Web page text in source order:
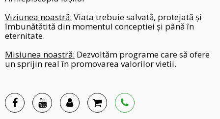
Viziunea noastră: Viata trebuie salvată, protejată și
îmbunătătită din momentul conceptiei și până în
eternitate.
Misiunea noastră: Dezvoltăm programe care să ofere
un sprijin real în promovarea valorilor vietii.